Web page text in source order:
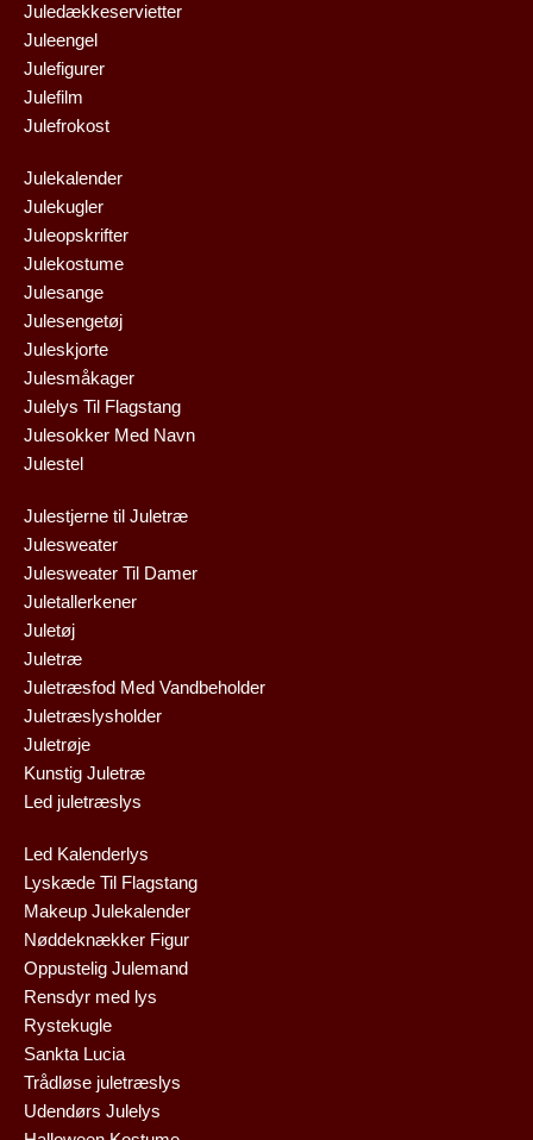
Juledækkeservietter
Juleengel
Julefigurer
Julefilm
Julefrokost
Julekalender
Julekugler
Juleopskrifter
Julekostume
Julesange
Julesengetøj
Juleskjorte
Julesmåkager
Julelys Til Flagstang
Julesokker Med Navn
Julestel
Julestjerne til Juletræ
Julesweater
Julesweater Til Damer
Juletallerkener
Juletøj
Juletræ
Juletræsfod Med Vandbeholder
Juletræslysholder
Juletrøje
Kunstig Juletræ
Led juletræslys
Led Kalenderlys
Lyskæde Til Flagstang
Makeup Julekalender
Nøddeknækker Figur
Oppustelig Julemand
Rensdyr med lys
Rystekugle
Sankta Lucia
Trådløse juletræslys
Udendørs Julelys